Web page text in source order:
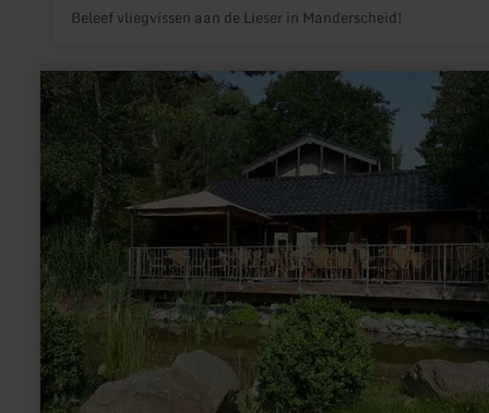
Beleef vliegvissen aan de Lieser in Manderscheid!
meer
informatie
over:
Visvijver
Barweiler
Mühle